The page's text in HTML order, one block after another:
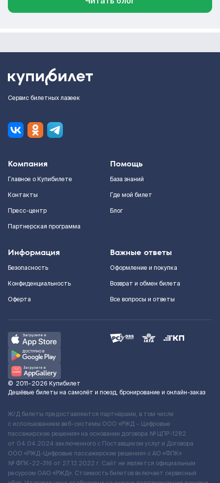
Сервис билетных лазеек
Компания
Главное о Купибилете
Контакты
Пресс-центр
Партнерская программа
Помощь
База знаний
Где мой билет
Блог
Информация
Безопасность
Конфиденциальность
Оферта
Важные ответы
Оформление и покупка
Возврат и обмен билета
Все вопросы и ответы
© 2011–2026 Купибилет
Дешёвые билеты на самолёт и поезд, бронирование и онлайн-заказ
Ж/Д билеты предоставляются партнёрами, в том числе
с использованием веб-системы ООО «РЖД – Цифровые
пассажирские решения» на основании договора № ЦПР-1282
от 04.04.2024 заключенного с Поставщиком услуг и Договора
ООО «РЖД-Цифровые пассажирские решения» c АО «ФПК»
№ ФПК-22-316 от 27.12.2022 г. Сайт не является официальным
ресурсом ОАО «РЖД». Стоимость билетов включает сервисный